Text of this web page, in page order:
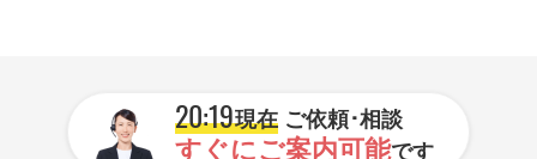
20:19現在ご依頼･相談
すぐにご案内可能です